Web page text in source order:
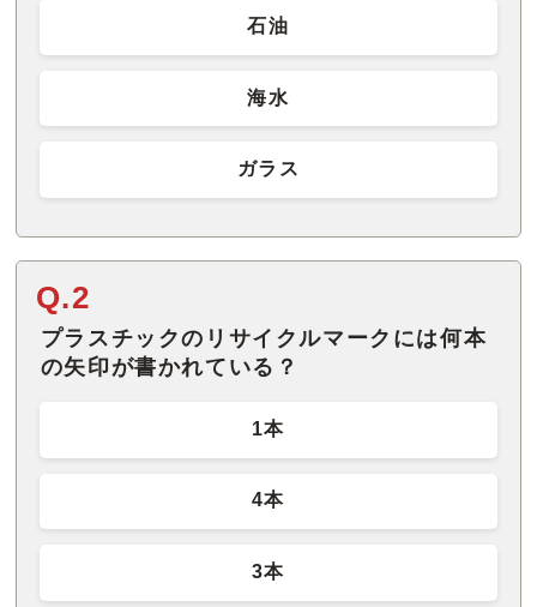
石油
海水
ガラス
Q.2
プラスチックのリサイクルマークには何本
の矢印が書かれている？
1本
4本
3本